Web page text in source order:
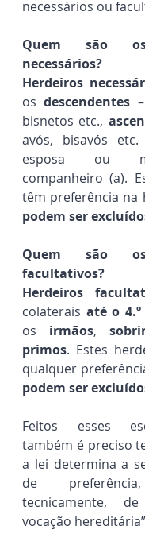
necessários ou
Quem são
necessários?
Herdeiros
os descendentes
bisnetos etc.,
avós, bisavós
esposa ou
companheiro (a).
têm preferência na
podem ser
Quem são
facultativos?
Herdeiros
colaterais até o
os irmãos,
primos. Estes
podem ser
Feitos esses
também é preciso
a lei determina a
de
tecnicamente,
vocação